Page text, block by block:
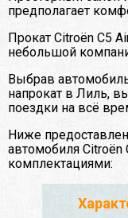
предполагает
Прокат Citroën C5
небольшой
Выбрав
напрокат в Лиль,
поездки на всё
Ниже
автомобиля
комплектациями: